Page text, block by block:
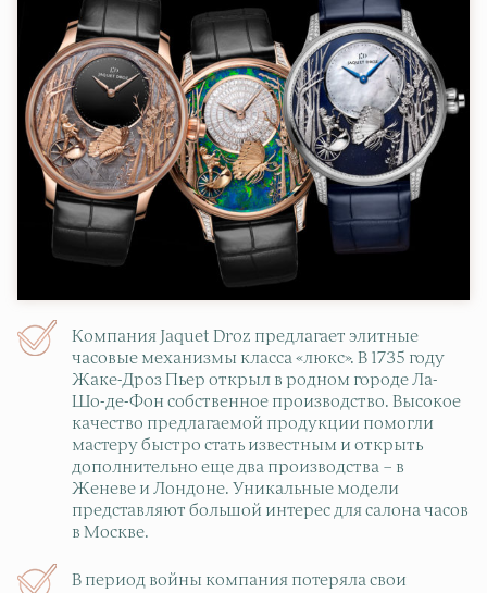
Компания Jaquet Droz предлагает элитные
часовые механизмы класса «люкс». В 1735 году
Жаке-Дроз Пьер открыл в родном городе Ла-
Шо-де-Фон собственное производство. Высокое
качество предлагаемой продукции помогли
мастеру быстро стать известным и открыть
дополнительно еще два производства – в
Женеве и Лондоне. Уникальные модели
представляют большой интерес для салона часов
в Москве.
В период войны компания потеряла свои